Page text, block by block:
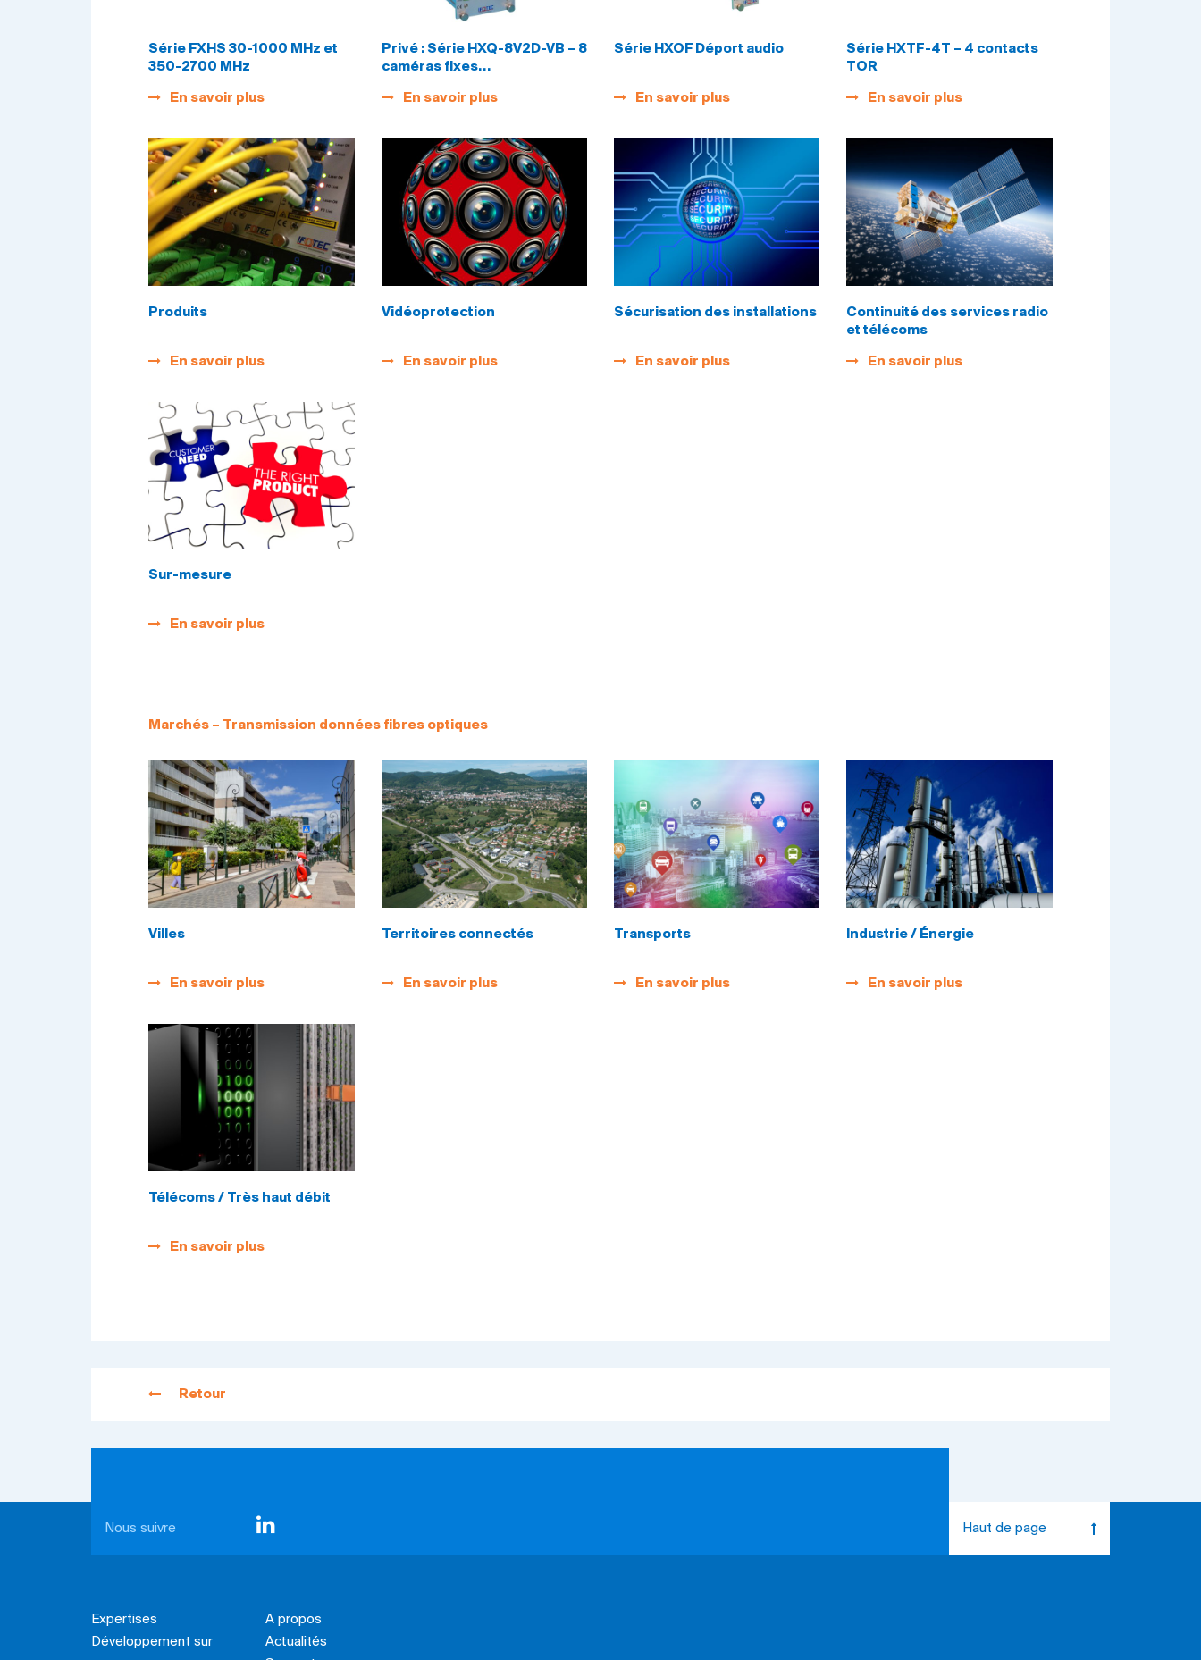
Série FXHS 30-1000 MHz et
350-2700 MHz
En savoir plus
Privé : Série HXQ-8V2D-VB – 8
caméras fixes…
En savoir plus
Série HXOF Déport audio
En savoir plus
Série HXTF-4T – 4 contacts
TOR
En savoir plus
Produits
En savoir plus
Vidéoprotection
En savoir plus
Sécurisation des installations
En savoir plus
Continuité des services radio
et télécoms
En savoir plus
Sur-mesure
En savoir plus
Marchés – Transmission données fibres optiques
Villes
En savoir plus
Territoires connectés
En savoir plus
Transports
En savoir plus
Industrie / Énergie
En savoir plus
Télécoms / Très haut débit
En savoir plus
Retour
Nous suivre Haut de page
Expertises
Développement sur
A propos
Actualités